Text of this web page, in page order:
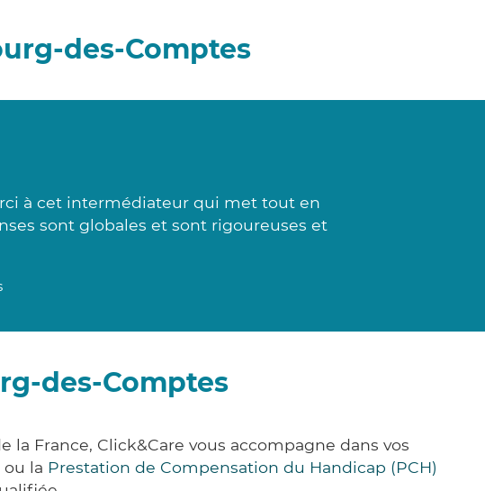
des-Comptes
à cet intermédiateur qui met tout en
sont globales et sont rigoureuses et
des-Comptes
France, Click&Care vous accompagne dans vos
ou la Prestation de Compensation du Handicap (PCH)